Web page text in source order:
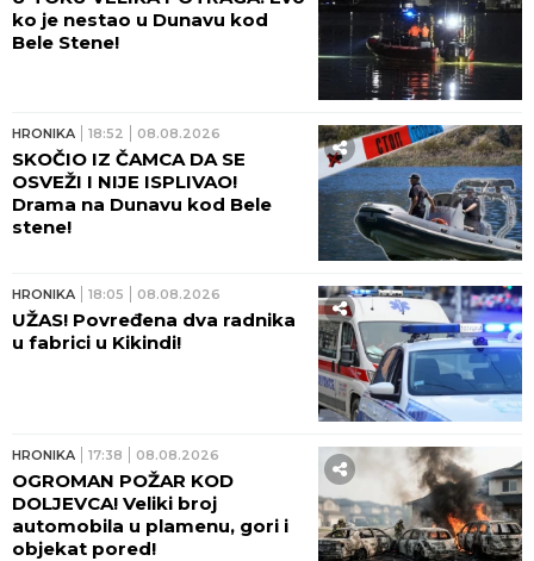
ko je nestao u Dunavu kod
Bele Stene!
HRONIKA 18:52 08.08.2026
SKOČIO IZ ČAMCA DA SE
OSVEŽI I NIJE ISPLIVAO!
Drama na Dunavu kod Bele
stene!
HRONIKA 18:05 08.08.2026
UŽAS! Povređena dva radnika
u fabrici u Kikindi!
HRONIKA 17:38 08.08.2026
OGROMAN POŽAR KOD
DOLJEVCA! Veliki broj
automobila u plamenu, gori i
objekat pored!